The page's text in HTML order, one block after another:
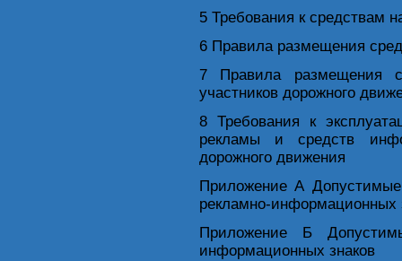
5 Требования к средствам
6 Правила размещения
7 Правила размещения
участников дорожного
8 Требования к
рекламы и средств
дорожного движения
Приложение А
рекламно-информационных
Приложение Б
информационных знаков